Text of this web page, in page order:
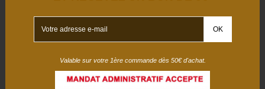
Valable sur votre 1ère commande dès 50€ d'achat.